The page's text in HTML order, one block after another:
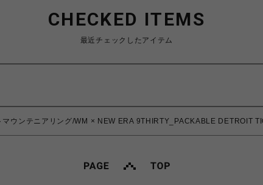
CHECKED ITEMS
最近チェックしたアイテム
ウンテニアリング/WM × NEW ERA 9THIRTY_PACKABLE DETROIT